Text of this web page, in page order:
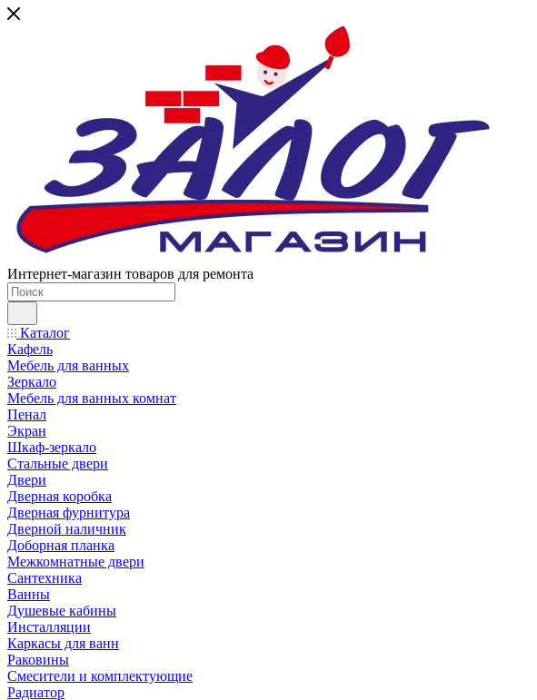
Интернет-магазин товаров для ремонта
Каталог
Кафель
Мебель для ванных
Зеркало
Мебель для ванных комнат
Пенал
Экран
Шкаф-зеркало
Стальные двери
Двери
Дверная коробка
Дверная фурнитура
Дверной наличник
Доборная планка
Межкомнатные двери
Сантехника
Ванны
Душевые кабины
Инсталляции
Каркасы для ванн
Раковины
Смесители и комплектующие
Радиатор